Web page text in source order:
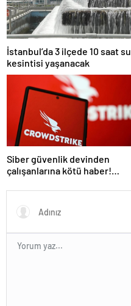
İstanbul’da 3 ilçede 10 saat su
kesintisi yaşanacak
Siber güvenlik devinden
çalışanlarına kötü haber!